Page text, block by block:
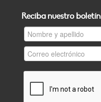
Reciba nuestro boletín